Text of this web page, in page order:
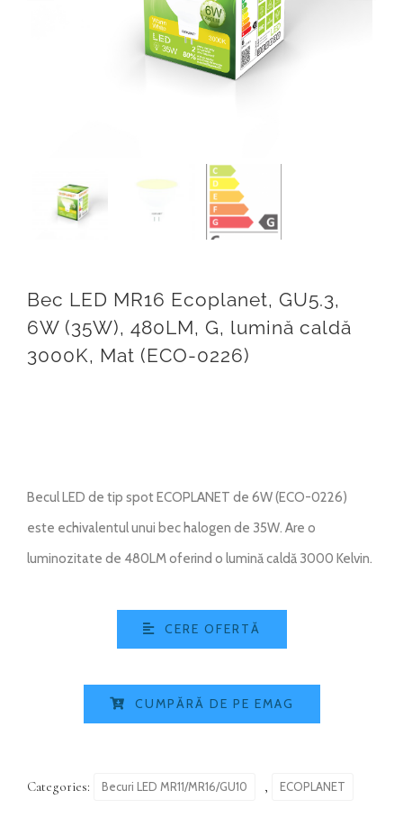
Bec LED MR16 Ecoplanet, GU5.3,
6W (35W), 480LM, G, lumină caldă
3000K, Mat (ECO-0226)
Becul LED de tip spot ECOPLANET de 6W (ECO-0226)
este echivalentul unui bec halogen de 35W. Are o
luminozitate de 480LM oferind o lumină caldă 3000 Kelvin.
CERE OFERTĂ
CUMPĂRĂ DE PE EMAG
Categories: Becuri LED MR11/MR16/GU10 ECOPLANET